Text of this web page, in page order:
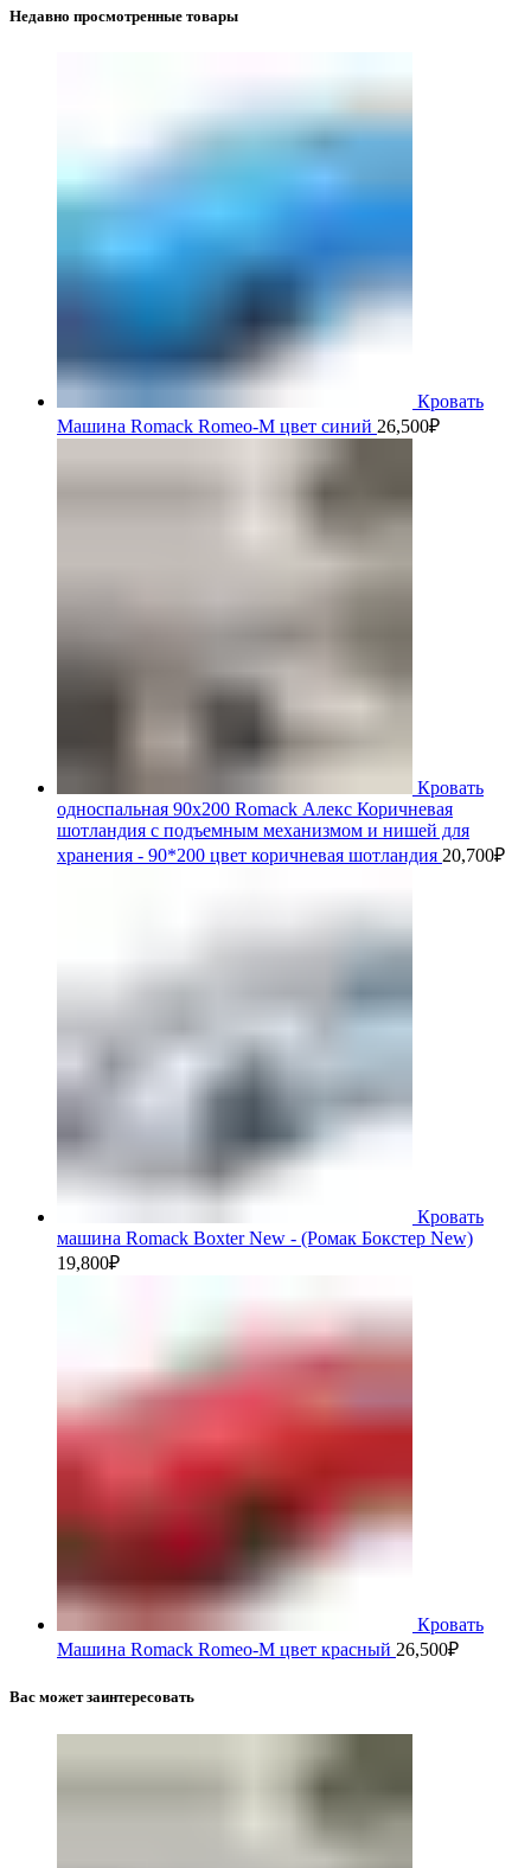
Недавно просмотренные товары
Кровать
Машина Romack Romeo-M цвет синий 26,500₽
Кровать
односпальная 90х200 Romack Алекс Коричневая
шотландия с подъемным механизмом и нишей для
хранения - 90*200 цвет коричневая шотландия 20,700₽
Кровать
машина Romack Boxter New - (Ромак Бокстер New)
19,800₽
Кровать
Машина Romack Romeo-M цвет красный 26,500₽
Вас может заинтересовать